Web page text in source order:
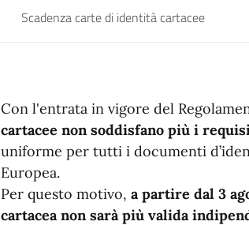
Scadenza carte di identità cartacee
Con l'entrata in vigore del
cartacee non soddisfano più i
uniforme per tutti i documenti
Europea.
Per questo motivo, a partire dal 3
cartacea non sarà più valida